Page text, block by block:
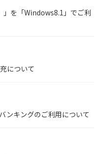
を「Windows8.1」でご利
について
ンキングのご利用について